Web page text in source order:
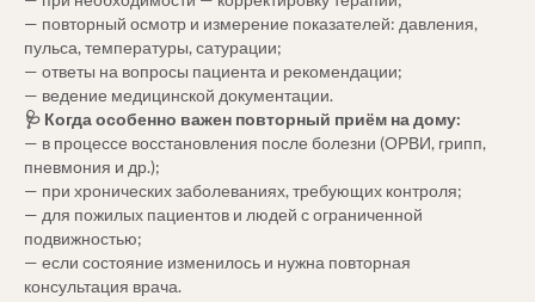
— повторный осмотр и измерение показателей: давления,
пульса, температуры, сатурации;
— ответы на вопросы пациента и рекомендации;
— ведение медицинской документации.
🩺 Когда особенно важен повторный приём на дому:
— в процессе восстановления после болезни (ОРВИ, грипп,
пневмония и др.);
— при хронических заболеваниях, требующих контроля;
— для пожилых пациентов и людей с ограниченной
подвижностью;
— если состояние изменилось и нужна повторная
консультация врача.